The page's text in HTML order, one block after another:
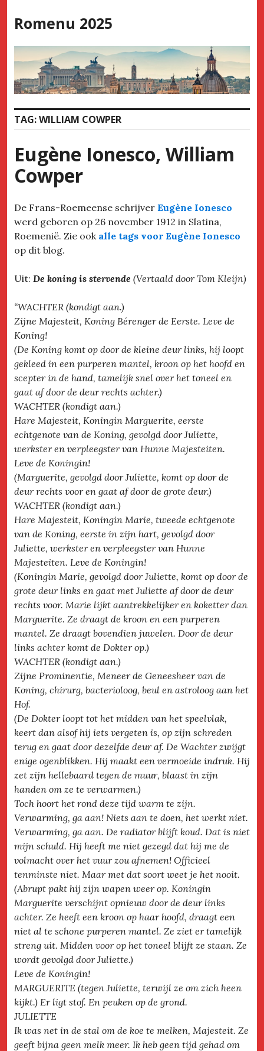
to
Romenu 2025
TAG:WILLIAM COWPER
Eugène Ionesco, William
Cowper
De Frans-Roemeense schrijver Eugène Ionesco
werd geboren op 26 november 1912 in Slatina,
Roemenië. Zie ook alle tags voor Eugène Ionesco
op dit blog.
Uit: De koning is stervende (Vertaald door Tom Kleijn)
“WACHTER (kondigt aan.)
Zijne Majesteit, Koning Bérenger de Eerste. Leve de
Koning!
(De Koning komt op door de kleine deur links, hij loopt
gekleed in een purperen mantel, kroon op het hoofd en
scepter in de hand, tamelijk snel over het toneel en
gaat af door de deur rechts achter.)
WACHTER (kondigt aan.)
Hare Majesteit, Koningin Marguerite, eerste
echtgenote van de Koning, gevolgd door Juliette,
werkster en verpleegster van Hunne Majesteiten.
Leve de Koningin!
(Marguerite, gevolgd door Juliette, komt op door de
deur rechts voor en gaat af door de grote deur.)
WACHTER (kondigt aan.)
Hare Majesteit, Koningin Marie, tweede echtgenote
van de Koning, eerste in zijn hart, gevolgd door
Juliette, werkster en verpleegster van Hunne
Majesteiten. Leve de Koningin!
(Koningin Marie, gevolgd door Juliette, komt op door de
grote deur links en gaat met Juliette af door de deur
rechts voor. Marie lijkt aantrekkelijker en koketter dan
Marguerite. Ze draagt de kroon en een purperen
mantel. Ze draagt bovendien juwelen. Door de deur
links achter komt de Dokter op.)
WACHTER (kondigt aan.)
Zijne Prominentie, Meneer de Geneesheer van de
Koning, chirurg, bacterioloog, beul en astroloog aan het
Hof.
(De Dokter loopt tot het midden van het speelvlak,
keert dan alsof hij iets vergeten is, op zijn schreden
terug en gaat door dezelfde deur af. De Wachter zwijgt
enige ogenblikken. Hij maakt een vermoeide indruk. Hij
zet zijn hellebaard tegen de muur, blaast in zijn
handen om ze te verwarmen.)
Toch hoort het rond deze tijd warm te zijn.
Verwarming, ga aan! Niets aan te doen, het werkt niet.
Verwarming, ga aan. De radiator blijft koud. Dat is niet
mijn schuld. Hij heeft me niet gezegd dat hij me de
volmacht over het vuur zou afnemen! Officieel
tenminste niet. Maar met dat soort weet je het nooit.
(Abrupt pakt hij zijn wapen weer op. Koningin
Marguerite verschijnt opnieuw door de deur links
achter. Ze heeft een kroon op haar hoofd, draagt een
niet al te schone purperen mantel. Ze ziet er tamelijk
streng uit. Midden voor op het toneel blijft ze staan. Ze
wordt gevolgd door Juliette.)
Leve de Koningin!
MARGUERITE (tegen Juliette, terwijl ze om zich heen
kijkt.) Er ligt stof. En peuken op de grond.
JULIETTE
Ik was net in de stal om de koe te melken, Majesteit. Ze
geeft bijna geen melk meer. Ik heb geen tijd gehad om